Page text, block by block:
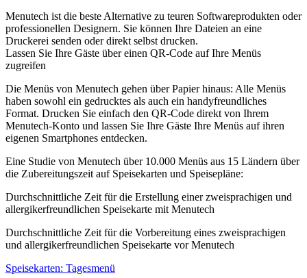
Menutech ist die beste Alternative zu teuren Softwareprodukten oder
professionellen Designern. Sie können Ihre Dateien an eine
Druckerei senden oder direkt selbst drucken.
Lassen Sie Ihre Gäste über einen QR-Code auf Ihre Menüs
zugreifen
Die Menüs von Menutech gehen über Papier hinaus: Alle Menüs
haben sowohl ein gedrucktes als auch ein handyfreundliches
Format. Drucken Sie einfach den QR-Code direkt von Ihrem
Menutech-Konto und lassen Sie Ihre Gäste Ihre Menüs auf ihren
eigenen Smartphones entdecken.
Eine Studie von Menutech über 10.000 Menüs aus 15 Ländern über
die Zubereitungszeit auf Speisekarten und Speisepläne:
Durchschnittliche Zeit für die Erstellung einer zweisprachigen und
allergikerfreundlichen Speisekarte mit Menutech
Durchschnittliche Zeit für die Vorbereitung eines zweisprachigen
und allergikerfreundlichen Speisekarte vor Menutech
Speisekarten: Tagesmenü